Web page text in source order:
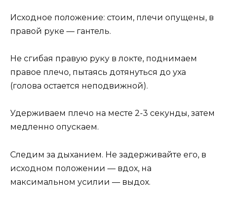
Исходное положение: стоим, плечи опущены, в
правой руке — гантель.
Не сгибая правую руку в локте, поднимаем
правое плечо, пытаясь дотянуться до уха
(голова остается неподвижной).
Удерживаем плечо на месте 2-3 секунды, затем
медленно опускаем.
Следим за дыханием. Не задерживайте его, в
исходном положении — вдох, на
максимальном усилии — выдох.